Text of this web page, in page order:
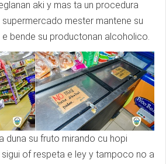
aki y mas ta un procedura
mester mantene su
bende su productonan alcoholico.
duna su fruto mirando cu hopi
of respeta e ley y tampoco no a